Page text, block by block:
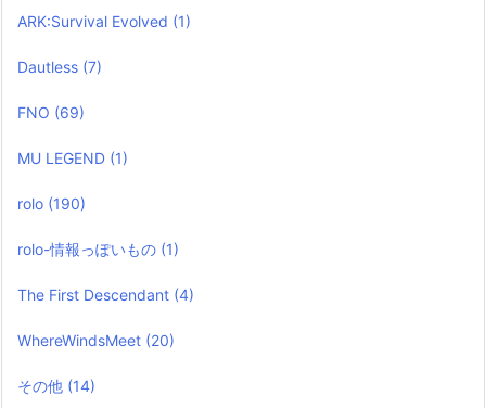
ARK:Survival Evolved (1)
Dautless (7)
FNO (69)
MU LEGEND (1)
rolo (190)
rolo-情報っぽいもの (1)
The First Descendant (4)
WhereWindsMeet (20)
その他 (14)